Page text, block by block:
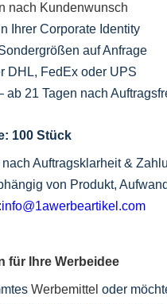
nach Kundenwunsch
Ihrer Corporate Identity
auf Anfrage
DHL, FedEx oder UPS
ab 21 Tagen nach
100 Stück
nach Auftragsklarheit &
von Produkt,
info@1awerbeartikel.com
für Ihre Werbeidee
Werbemittel oder